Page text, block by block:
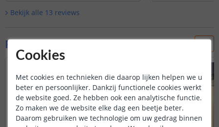
Zilver'
Bekijk alle 13 reviews
Foto's van klanten
Cookies
Met cookies en technieken die daarop lijken helpen we u
beter en persoonlijker. Dankzij functionele cookies werkt
de website goed. Ze hebben ook een analytische functie.
Zo maken we de website elke dag een beetje beter.
Daarom gebruiken we technologie om uw gedrag binnen